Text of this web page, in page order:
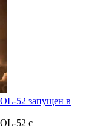
52 запущен в
52 с